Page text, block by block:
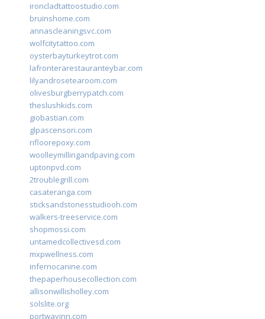
ironcladtattoostudio.com
bruinshome.com
annascleaningsvc.com
wolfcitytattoo.com
oysterbayturkeytrot.com
lafronterarestauranteybar.com
lilyandrosetearoom.com
olivesburgberrypatch.com
theslushkids.com
giobastian.com
glpascensori.com
rifloorepoxy.com
woolleymillingandpaving.com
uptonpvd.com
2troublegrill.com
casateranga.com
sticksandstonesstudiooh.com
walkers-treeservice.com
shopmossi.com
untamedcollectivesd.com
mxpwellness.com
infernocanine.com
thepaperhousecollection.com
allisonwillisholley.com
solslite.org
portwayinn.com